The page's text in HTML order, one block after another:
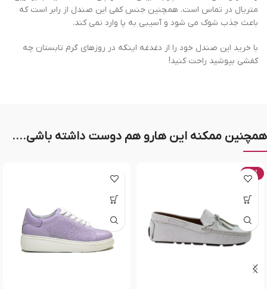
متریال در تماس است. همچنین جنس کفی این صندل از رابر است که
باعث جذب شوک می شود و آسیبی به پا وارد نمی کند.
با خرید این صندل خود را از دغدغه اینکه در روزهای گرم تابستان چه
کفشی بپوشید راحت کنید!
همچنین ممکنه این هارو هم دوست داشته باشی....
-20%